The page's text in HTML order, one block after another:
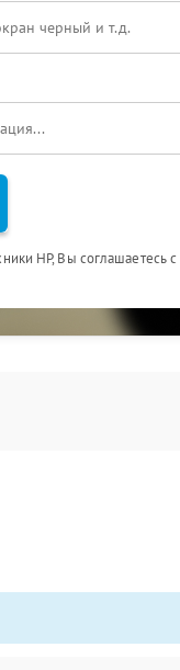
HP, Вы соглашаетесь с